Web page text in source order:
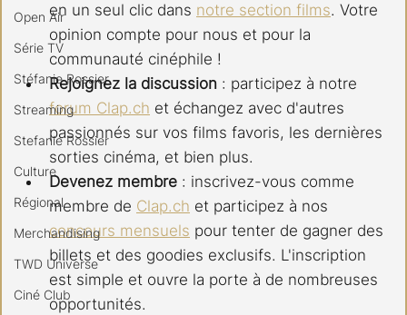
Open Air
Série TV
Stéfanie Rossier
Streaming
Stefanie Rossier
Culture
Régional
Merchandising
TWD Universe
Ciné Club
en un seul clic dans notre section films. Votre
opinion compte pour nous et pour la
communauté cinéphile !
Rejoignez la discussion : participez à notre
forum Clap.ch et échangez avec d'autres
passionnés sur vos films favoris, les dernières
sorties cinéma, et bien plus.
Devenez membre : inscrivez-vous comme
membre de Clap.ch et participez à nos
concours mensuels pour tenter de gagner des
billets et des goodies exclusifs. L'inscription
est simple et ouvre la porte à de nombreuses
opportunités.